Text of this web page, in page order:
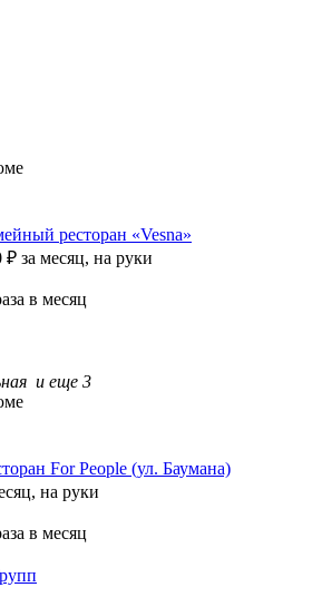
ресторан «Vesna»
₽ за месяц, на руки
в месяц
и еще 3
For People (ул. Баумана)
на руки
в месяц